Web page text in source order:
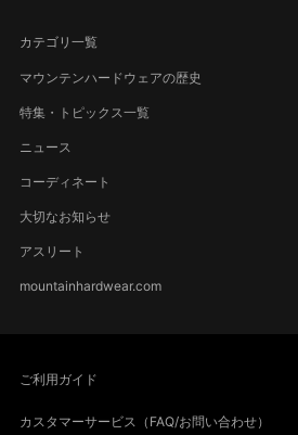
カテゴリ一覧
マウンテンハードウェアの歴史
特集・トピックス一覧
ニュース
コーディネート
大切なお知らせ
アスリート
mountainhardwear.com
ご利用ガイド
カスタマーサービス（FAQ/お問い合わせ）